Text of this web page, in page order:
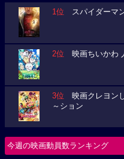
1位 スパイダーマ
2位 映画ちいかわ
3位 映画クレヨン
～ション
今週の映画動員数ランキング